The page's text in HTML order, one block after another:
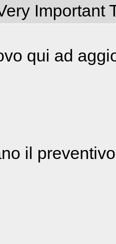
Important
qui ad
il